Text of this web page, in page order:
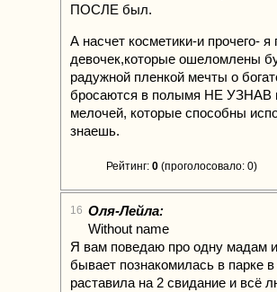
ПОСЛЕ был.
А насчет косметики-и прочего-
девочек,которые ошеломлены
радужной пленкой мечты о
бросаются в полымя НЕ УЗНАВ
мелочей, которые способны
знаешь.
Рейтинг: 0 (проголосовало: 0)
16 Оля-Лейла:
Without name
Я вам поведаю про одну мадам
бывает познакомилась в парке
раставила на 2 свидание и всё